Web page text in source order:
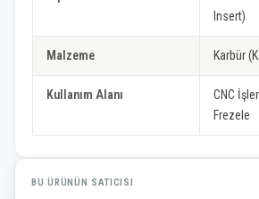
Insert)
Malzeme Karbür
Kullanım Alanı
CNC
Frezele
BU ÜRÜNÜN SATICISI